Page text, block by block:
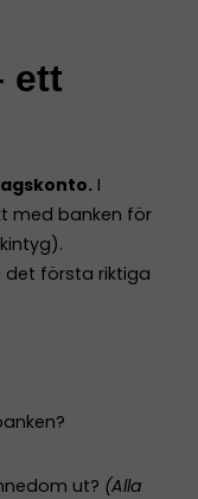
ett
I
med banken för
det första riktiga
ut? (Alla